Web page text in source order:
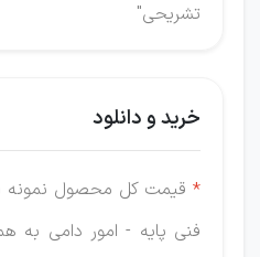
تشریحی"
خرید و دانلود
* قیمت کل محصول نمونه
فنی پایه - امور دامی به